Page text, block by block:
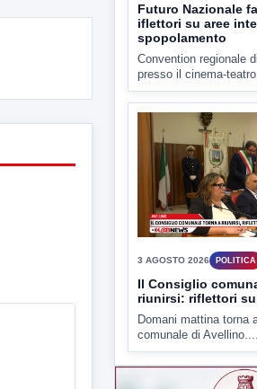
Futuro Nazionale
iflettori su aree
spopolamento
Convention regionale
presso il cinema-teatro
3 AGOSTO 2026 POLITICA
Il Consiglio
riunirsi: riflettori
Domani mattina torna
comunale di Avellino....